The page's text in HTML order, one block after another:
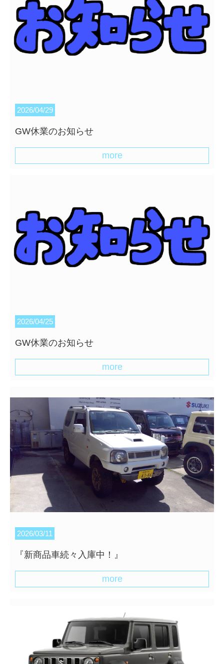
2026/04/29
GW休業のお知らせ
more
2026/04/25
GW休業のお知らせ
more
2026/03/11
『新商品車続々入庫中！』
more